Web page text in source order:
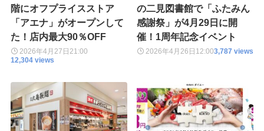
階にオフプライスストア
「アエナ」がオープンして
た！店内最大90％OFF
2026年4月27日 21:00
12,304 views
の二見図書館で「ふたみん
感謝祭」が4月29日に開
催！1周年記念イベント
2026年4月26日 12:003,787 views